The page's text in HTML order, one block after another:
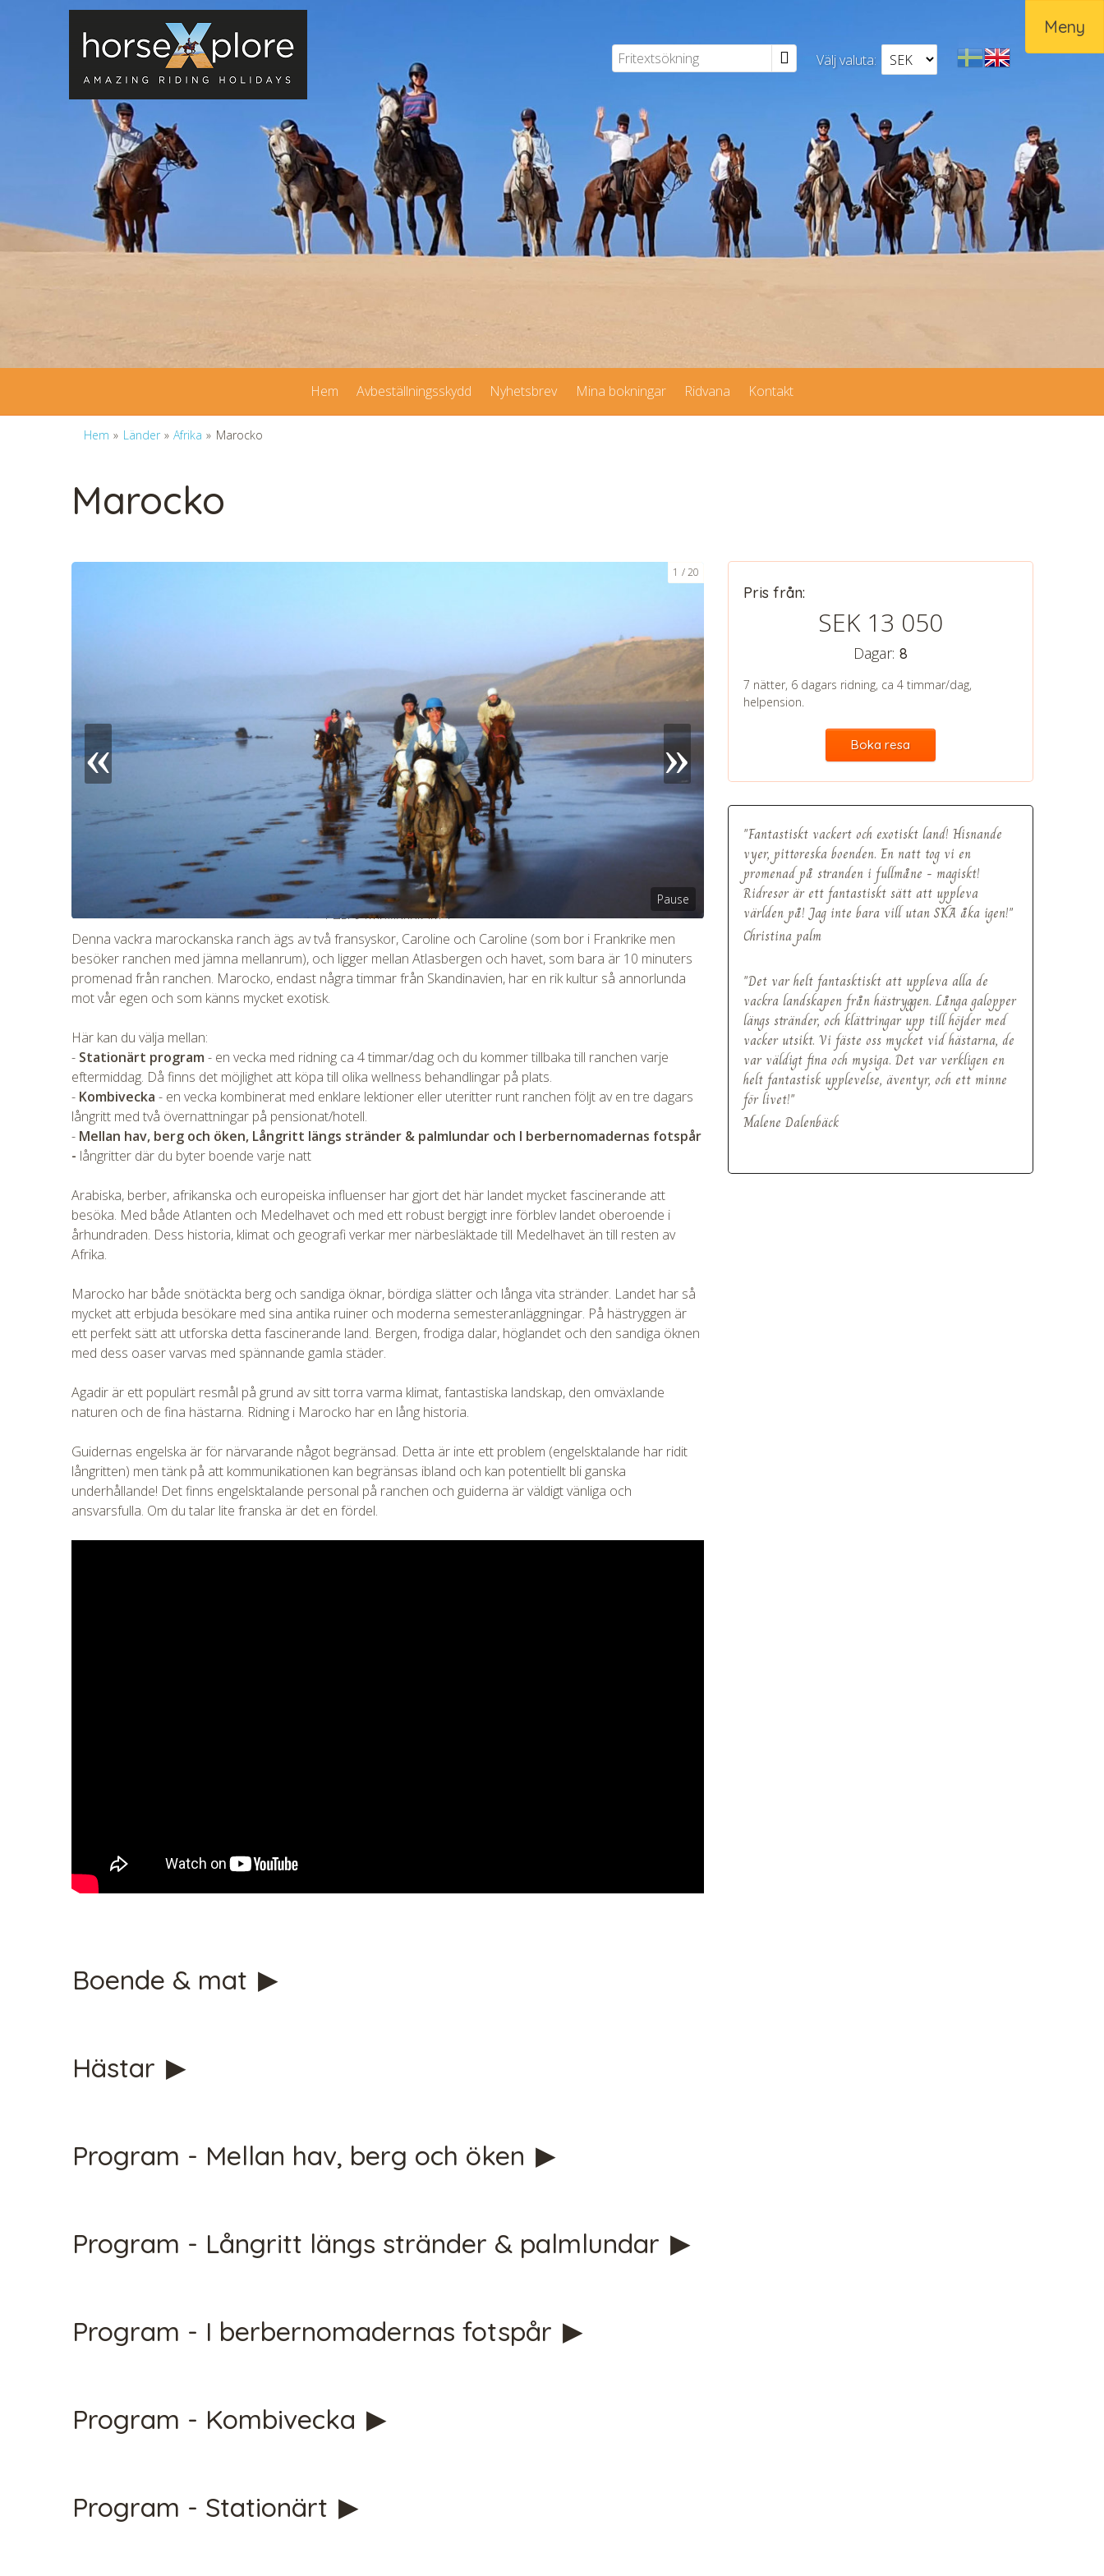
Välj valuta:
Meny
Hem Avbeställningsskydd Nyhetsbrev Mina bokningar Ridvana Kontakt
Hem » Länder » Afrika » Marocko
Marocko
CHECK tmpVideoPath=!
Pause
1 20
Denna vackra marockanska ranch ägs av två fransyskor, Caroline och Caroline (som bor i Frankrike men
besöker ranchen med jämna mellanrum), och ligger mellan Atlasbergen och havet, som bara är 10 minuters
promenad från ranchen. Marocko, endast några timmar från Skandinavien, har en rik kultur så annorlunda
mot vår egen och som känns mycket exotisk.
Här kan du välja mellan:
- Stationärt program - en vecka med ridning ca 4 timmar/dag och du kommer tillbaka till ranchen varje
eftermiddag. Då finns det möjlighet att köpa till olika wellness behandlingar på plats.
- Kombivecka - en vecka kombinerat med enklare lektioner eller uteritter runt ranchen följt av en tre dagars
långritt med två övernattningar på pensionat/hotell.
- Mellan hav, berg och öken, Långritt längs stränder & palmlundar och I berbernomadernas fotspår
- långritter där du byter boende varje natt
Arabiska, berber, afrikanska och europeiska influenser har gjort det här landet mycket fascinerande att
besöka. Med både Atlanten och Medelhavet och med ett robust bergigt inre förblev landet oberoende i
århundraden. Dess historia, klimat och geografi verkar mer närbesläktade till Medelhavet än till resten av
Afrika.
Marocko har både snötäckta berg och sandiga öknar, bördiga slätter och långa vita stränder. Landet har så
mycket att erbjuda besökare med sina antika ruiner och moderna semesteranläggningar. På hästryggen är
ett perfekt sätt att utforska detta fascinerande land. Bergen, frodiga dalar, höglandet och den sandiga öknen
med dess oaser varvas med spännande gamla städer.
Agadir är ett populärt resmål på grund av sitt torra varma klimat, fantastiska landskap, den omväxlande
naturen och de fina hästarna. Ridning i Marocko har en lång historia.
Guidernas engelska är för närvarande något begränsad. Detta är inte ett problem (engelsktalande har ridit
långritten) men tänk på att kommunikationen kan begränsas ibland och kan potentiellt bli ganska
underhållande! Det finns engelsktalande personal på ranchen och guiderna är väldigt vänliga och
ansvarsfulla. Om du talar lite franska är det en fördel.
Pris från:
SEK 13 050
Dagar: 8
7 nätter, 6 dagars ridning, ca 4 timmar/dag,
helpension.
Boka resa
"Fantastiskt vackert och exotiskt land! Hisnande
vyer, pittoreska boenden. En natt tog vi en
promenad på stranden i fullmåne - magiskt!
Ridresor är ett fantastiskt sätt att uppleva
världen på! Jag inte bara vill utan SKA åka igen!"
Christina palm
"Det var helt fantasktiskt att uppleva alla de
vackra landskapen från hästryggen. Långa galopper
längs stränder, och klättringar upp till höjder med
vacker utsikt. Vi fäste oss mycket vid hästarna, de
var väldigt fina och mysiga. Det var verkligen en
helt fantastisk upplevelse, äventyr, och ett minne
för livet!"
Malene Dalenbäck
Boende & mat
Hästar
Program - Mellan hav, berg och öken
Program - Långritt längs stränder & palmlundar
Program - I berbernomadernas fotspår
Program - Kombivecka
Program - Stationärt